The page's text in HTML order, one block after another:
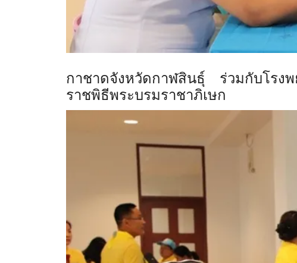
กาชาดจังหวัดกาฬสินธุ์ ร่วมกับโรง
ราชพิธีพระบรมราชาภิเษก